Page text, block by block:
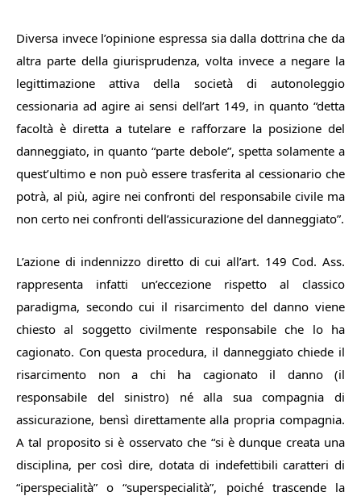
Diversa invece l’opinione espressa sia dalla dottrina che da
altra parte della giurisprudenza, volta invece a negare la
legittimazione attiva della società di autonoleggio
cessionaria ad agire ai sensi dell’art 149, in quanto “detta
facoltà è diretta a tutelare e rafforzare la posizione del
danneggiato, in quanto“parte debole”, spetta solamente a
quest’ultimo e non può essere trasferita al cessionario che
potrà, al più, agire nei confronti del responsabile civile ma
non certo nei confronti dell’assicurazione del danneggiato”.
L’azione di indennizzo diretto di cui all’art. 149 Cod. Ass.
rappresenta infatti un’eccezione rispetto al classico
paradigma, secondo cui il risarcimento del danno viene
chiesto al soggetto civilmente responsabile che lo ha
cagionato. Con questa procedura, il danneggiato chiede il
risarcimento non a chi ha cagionato il danno (il
responsabile del sinistro) né alla sua compagnia di
assicurazione, bensì direttamente alla propria compagnia.
A tal proposito si è osservato che “si è dunque creata una
disciplina, per così dire, dotata di indefettibili caratteri di
“iperspecialità” o “superspecialità”, poiché trascende la